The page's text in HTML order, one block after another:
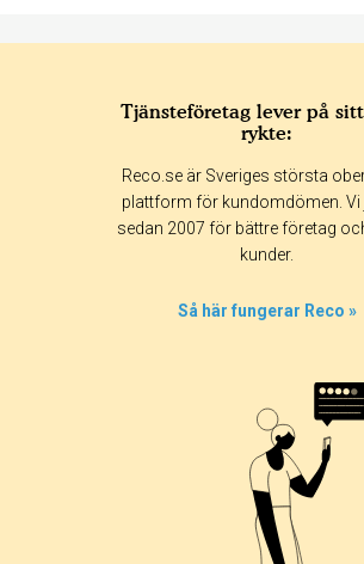
365 dagar 90 dagar
Tjänsteföretag lever på
rykte:
Reco.se är Sveriges största
plattform för kundomdömen. Vi
sedan 2007 för bättre företag
kunder.
Så här fungerar Reco »